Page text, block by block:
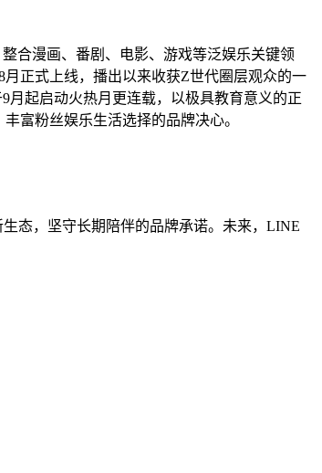
合漫画、番剧、电影、游戏等泛娱乐关键领
正式上线，播出以来收获Z世代圈层观众的一
月起启动火热月更连载，以极具教育意义的正
富粉丝娱乐生活选择的品牌决心。
态，坚守长期陪伴的品牌承诺。未来，LINE